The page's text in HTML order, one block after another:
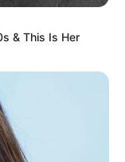
& This Is Her